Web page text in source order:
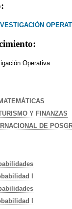
Operativa
Y FINANZAS
DE
I
I